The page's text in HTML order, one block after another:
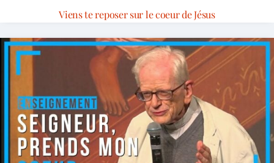
Viens te reposer sur le coeur de Jésus